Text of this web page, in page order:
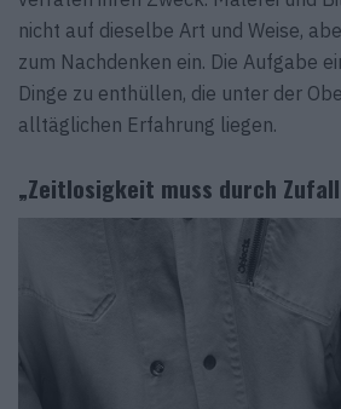
nicht auf dieselbe Art und Weise,
zum Nachdenken ein. Die Aufgabe
Dinge zu enthüllen, die unter der
alltäglichen Erfahrung liegen.
„Zeitlosigkeit muss durch